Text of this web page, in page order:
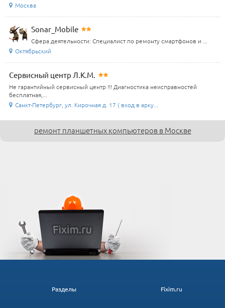
Москва
Sonar_Mobile
Сфера деятельности: Специалист по ремонту смартфонов и ...
Октябрьский
Сервисный центр Л.К.М.
Не гарантийный сервисный центр !!! Диагностика неисправностей
бесплатная,...
Санкт-Петербург, ул. Кирочная д. 17 ( вход в арку...
ремонт планшетных компьютеров в Москве
Fixim.ru
Разделы